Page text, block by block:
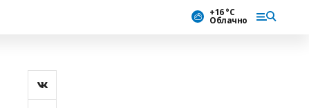
+16 °С
Облачно